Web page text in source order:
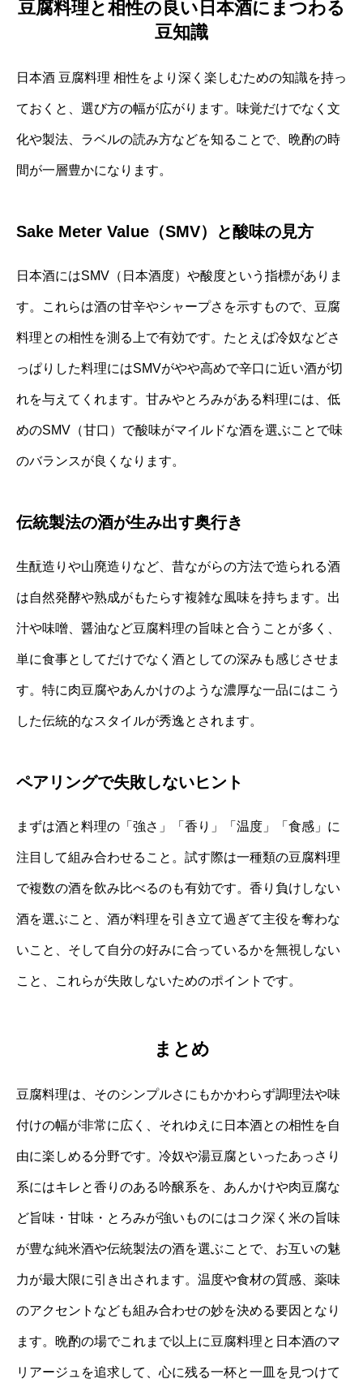
豆腐料理と相性の良い日本酒にまつわる
豆知識
日本酒 豆腐料理 相性をより深く楽しむための知識を持っ
ておくと、選び方の幅が広がります。味覚だけでなく文
化や製法、ラベルの読み方などを知ることで、晩酌の時
間が一層豊かになります。
Sake Meter Value（SMV）と酸味の見方
日本酒にはSMV（日本酒度）や酸度という指標がありま
す。これらは酒の甘辛やシャープさを示すもので、豆腐
料理との相性を測る上で有効です。たとえば冷奴などさ
っぱりした料理にはSMVがやや高めで辛口に近い酒が切
れを与えてくれます。甘みやとろみがある料理には、低
めのSMV（甘口）で酸味がマイルドな酒を選ぶことで味
のバランスが良くなります。
伝統製法の酒が生み出す奥行き
生酛造りや山廃造りなど、昔ながらの方法で造られる酒
は自然発酵や熟成がもたらす複雑な風味を持ちます。出
汁や味噌、醤油など豆腐料理の旨味と合うことが多く、
単に食事としてだけでなく酒としての深みも感じさせま
す。特に肉豆腐やあんかけのような濃厚な一品にはこう
した伝統的なスタイルが秀逸とされます。
ペアリングで失敗しないヒント
まずは酒と料理の「強さ」「香り」「温度」「食感」に
注目して組み合わせること。試す際は一種類の豆腐料理
で複数の酒を飲み比べるのも有効です。香り負けしない
酒を選ぶこと、酒が料理を引き立て過ぎて主役を奪わな
いこと、そして自分の好みに合っているかを無視しない
こと、これらが失敗しないためのポイントです。
まとめ
豆腐料理は、そのシンプルさにもかかわらず調理法や味
付けの幅が非常に広く、それゆえに日本酒との相性を自
由に楽しめる分野です。冷奴や湯豆腐といったあっさり
系にはキレと香りのある吟醸系を、あんかけや肉豆腐な
ど旨味・甘味・とろみが強いものにはコク深く米の旨味
が豊な純米酒や伝統製法の酒を選ぶことで、お互いの魅
力が最大限に引き出されます。温度や食材の質感、薬味
のアクセントなども組み合わせの妙を決める要因となり
ます。晩酌の場でこれまで以上に豆腐料理と日本酒のマ
リアージュを追求して、心に残る一杯と一皿を見つけて